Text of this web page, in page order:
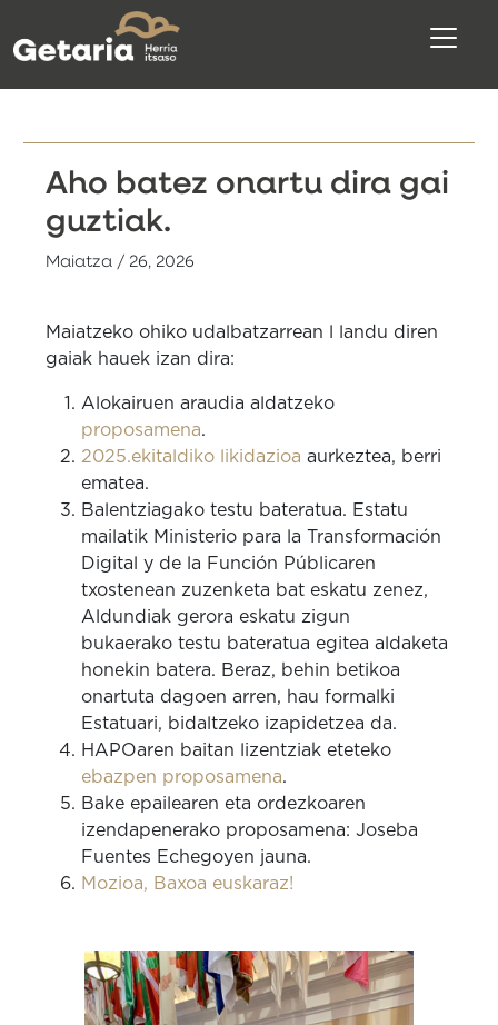
Aho batez onartu dira gai
guztiak.
Maiatza / 26, 2026
Maiatzeko ohiko udalbatzarrean l landu diren
gaiak hauek izan dira:
Alokairuen araudia aldatzeko
proposamena.
2025.ekitaldiko likidazioa aurkeztea, berri
ematea.
Balentziagako testu bateratua. Estatu
mailatik Ministerio para la Transformación
Digital y de la Función Públicaren
txostenean zuzenketa bat eskatu zenez,
Aldundiak gerora eskatu zigun
bukaerako testu bateratua egitea aldaketa
honekin batera. Beraz, behin betikoa
onartuta dagoen arren, hau formalki
Estatuari, bidaltzeko izapidetzea da.
HAPOaren baitan lizentziak eteteko
ebazpen proposamena.
Bake epailearen eta ordezkoaren
izendapenerako proposamena: Joseba
Fuentes Echegoyen jauna.
Mozioa, Baxoa euskaraz!